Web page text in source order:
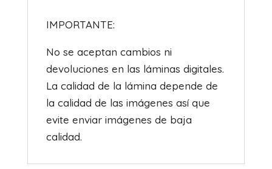
IMPORTANTE:
No se aceptan cambios ni
devoluciones en las láminas digitales.
La calidad de la lámina depende de
la calidad de las imágenes así que
evite enviar imágenes de baja
calidad.